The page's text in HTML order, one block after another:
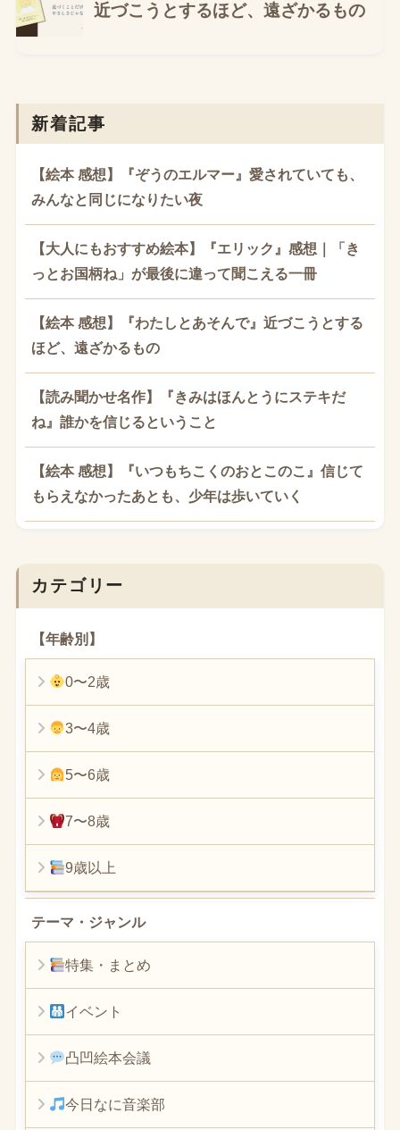
新着記事
【絵本 感想】『ぞうのエルマー』愛されていても、
みんなと同じになりたい夜
【大人にもおすすめ絵本】『エリック』感想｜「き
っとお国柄ね」が最後に違って聞こえる一冊
【絵本 感想】『わたしとあそんで』近づこうとする
ほど、遠ざかるもの
【読み聞かせ名作】『きみはほんとうにステキだ
ね』誰かを信じるということ
【絵本 感想】『いつもちこくのおとこのこ』信じて
もらえなかったあとも、少年は歩いていく
カテゴリー
【年齢別】
0〜2歳
3〜4歳
5〜6歳
7〜8歳
9歳以上
テーマ・ジャンル
特集・まとめ
イベント
凸凹絵本会議
今日なに音楽部